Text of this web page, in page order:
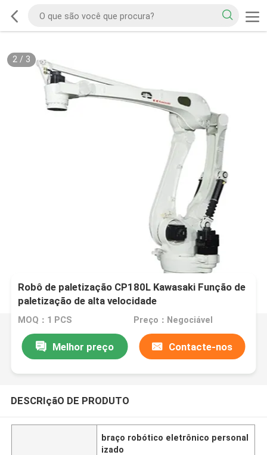
2/ 3
Robô de paletização CP180L Kawasaki Função de
paletização de alta velocidade
MOQ：1 PCS Preço：Negociável
Melhor preço Contacte-nos
DESCRIçãO DE PRODUTO
braço robótico eletrônico personal
izado